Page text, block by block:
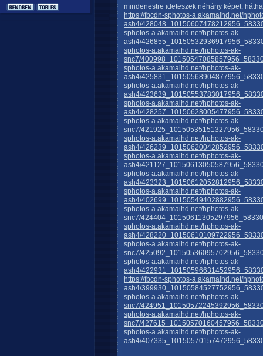
mindenestre ideteszek néhány képet,
https://fbcdn-sphotos-a.akamaihd.net/
ash4/
sphotos-a.akamaihd.net/hphotos-ak-
ash4/
sphotos-a.akamaihd.net/hphotos-ak-
snc7/
sphotos-a.akamaihd.net/hphotos-ak-
ash4/
sphotos-a.akamaihd.net/hphotos-ak-
ash4/
sphotos-a.akamaihd.net/hphotos-ak-
ash4/
sphotos-a.akamaihd.net/hphotos-ak-
snc7/
sphotos-a.akamaihd.net/hphotos-ak-
ash4/
sphotos-a.akamaihd.net/hphotos-ak-
ash4/
sphotos-a.akamaihd.net/hphotos-ak-
ash4/
sphotos-a.akamaihd.net/hphotos-ak-
ash4/
sphotos-a.akamaihd.net/hphotos-ak-
snc7/
sphotos-a.akamaihd.net/hphotos-ak-
ash4/
sphotos-a.akamaihd.net/hphotos-ak-
snc7/
sphotos-a.akamaihd.net/hphotos-ak-
ash4/
https://fbcdn-sphotos-a.akamaihd.net/
ash4/
sphotos-a.akamaihd.net/hphotos-ak-
snc7/
sphotos-a.akamaihd.net/hphotos-ak-
snc7/
sphotos-a.akamaihd.net/hphotos-ak-
ash4/